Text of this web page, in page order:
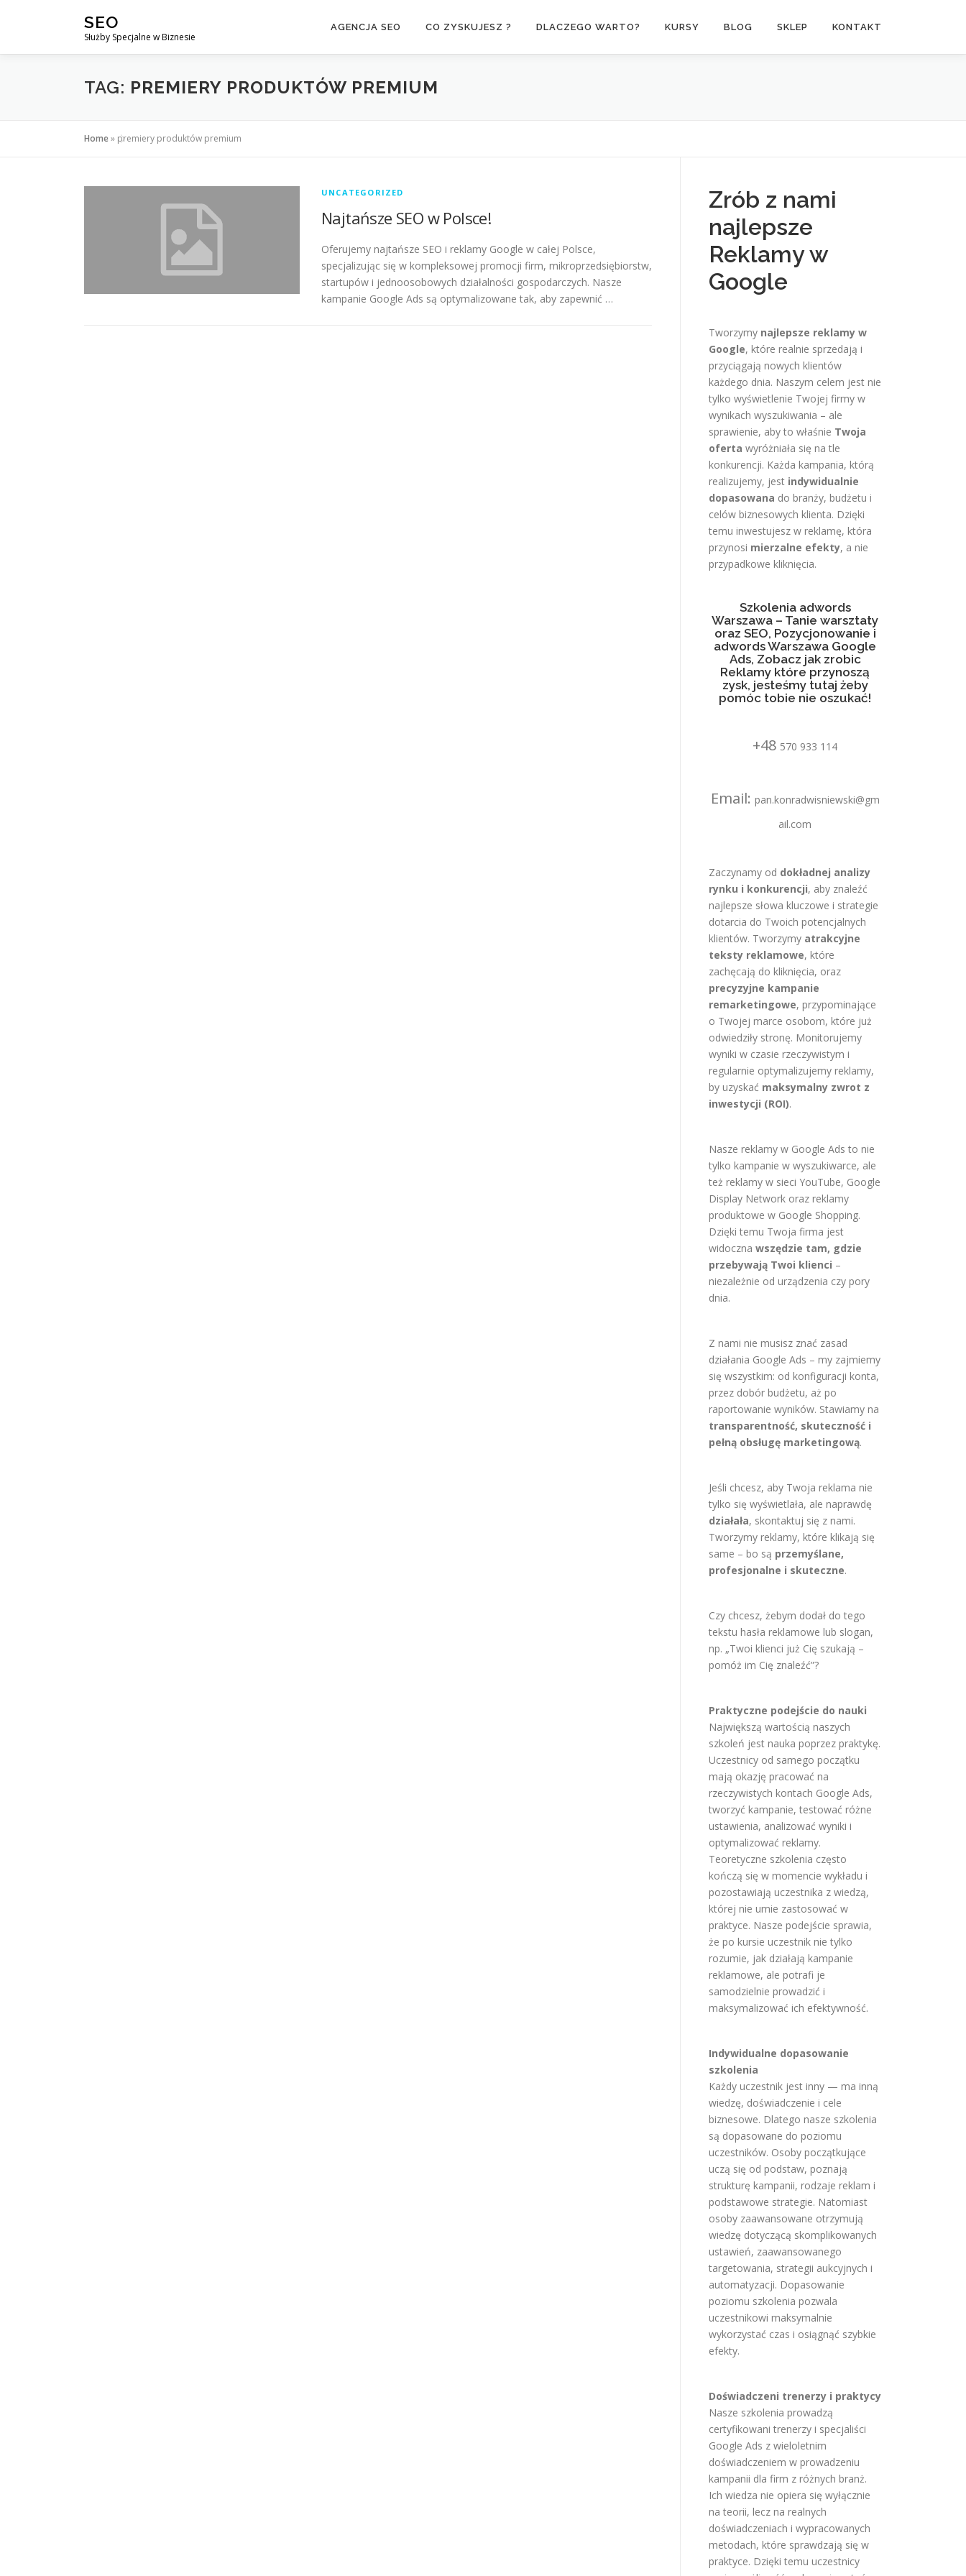
SEO
Służby Specjalne w Biznesie
AGENCJA SEO CO ZYSKUJESZ ? DLACZEGO WARTO? KURSY BLOG SKLEP KONTAKT
TAG: PREMIERY PRODUKTÓW PREMIUM
Home» premiery produktów premium
UNCATEGORIZED
Najtańsze SEO w Polsce!
Oferujemy najtańsze SEO i reklamy Google w całej Polsce,
specjalizując się w kompleksowej promocji firm, mikroprzedsiębiorstw,
startupów i jednoosobowych działalności gospodarczych. Nasze
kampanie Google Ads są optymalizowane tak, aby zapewnić …
Zrób z nami
najlepsze
Reklamy w
Google
Tworzymy najlepsze reklamy w
Google, które realnie sprzedają i
przyciągają nowych klientów
każdego dnia. Naszym celem jest nie
tylko wyświetlenie Twojej firmy w
wynikach wyszukiwania – ale
sprawienie, aby to właśnie Twoja
oferta wyróżniała się na tle
konkurencji. Każda kampania, którą
realizujemy, jest indywidualnie
dopasowana do branży, budżetu i
celów biznesowych klienta. Dzięki
temu inwestujesz w reklamę, która
przynosi mierzalne efekty, a nie
przypadkowe kliknięcia.
Szkolenia adwords
Warszawa – Tanie warsztaty
oraz SEO, Pozycjonowanie i
adwords Warszawa Google
Ads, Zobacz jak zrobic
Reklamy które przynoszą
zysk, jesteśmy tutaj żeby
pomóc tobie nie oszukać!
+48 570 933 114
Email: pan.konradwisniewski@gm
ail.com
Zaczynamy od dokładnej analizy
rynku i konkurencji, aby znaleźć
najlepsze słowa kluczowe i strategie
dotarcia do Twoich potencjalnych
klientów. Tworzymy atrakcyjne
teksty reklamowe, które
zachęcają do kliknięcia, oraz
precyzyjne kampanie
remarketingowe, przypominające
o Twojej marce osobom, które już
odwiedziły stronę. Monitorujemy
wyniki w czasie rzeczywistym i
regularnie optymalizujemy reklamy,
by uzyskać maksymalny zwrot z
inwestycji (ROI).
Nasze reklamy w Google Ads to nie
tylko kampanie w wyszukiwarce, ale
też reklamy w sieci YouTube, Google
Display Network oraz reklamy
produktowe w Google Shopping.
Dzięki temu Twoja firma jest
widoczna wszędzie tam, gdzie
przebywają Twoi klienci –
niezależnie od urządzenia czy pory
dnia.
Z nami nie musisz znać zasad
działania Google Ads – my zajmiemy
się wszystkim: od konfiguracji konta,
przez dobór budżetu, aż po
raportowanie wyników. Stawiamy na
transparentność, skuteczność i
pełną obsługę marketingową.
Jeśli chcesz, aby Twoja reklama nie
tylko się wyświetlała, ale naprawdę
działała, skontaktuj się z nami.
Tworzymy reklamy, które klikają się
same – bo są przemyślane,
profesjonalne i skuteczne.
Czy chcesz, żebym dodał do tego
tekstu hasła reklamowe lub slogan,
np. „Twoi klienci już Cię szukają –
pomóż im Cię znaleźć”?
Praktyczne podejście do nauki
Największą wartością naszych
szkoleń jest nauka poprzez praktykę.
Uczestnicy od samego początku
mają okazję pracować na
rzeczywistych kontach Google Ads,
tworzyć kampanie, testować różne
ustawienia, analizować wyniki i
optymalizować reklamy.
Teoretyczne szkolenia często
kończą się w momencie wykładu i
pozostawiają uczestnika z wiedzą,
której nie umie zastosować w
praktyce. Nasze podejście sprawia,
że po kursie uczestnik nie tylko
rozumie, jak działają kampanie
reklamowe, ale potrafi je
samodzielnie prowadzić i
maksymalizować ich efektywność.
Indywidualne dopasowanie
szkolenia
Każdy uczestnik jest inny — ma inną
wiedzę, doświadczenie i cele
biznesowe. Dlatego nasze szkolenia
są dopasowane do poziomu
uczestników. Osoby początkujące
uczą się od podstaw, poznają
strukturę kampanii, rodzaje reklam i
podstawowe strategie. Natomiast
osoby zaawansowane otrzymują
wiedzę dotyczącą skomplikowanych
ustawień, zaawansowanego
targetowania, strategii aukcyjnych i
automatyzacji. Dopasowanie
poziomu szkolenia pozwala
uczestnikowi maksymalnie
wykorzystać czas i osiągnąć szybkie
efekty.
Doświadczeni trenerzy i praktycy
Nasze szkolenia prowadzą
certyfikowani trenerzy i specjaliści
Google Ads z wieloletnim
doświadczeniem w prowadzeniu
kampanii dla firm z różnych branż.
Ich wiedza nie opiera się wyłącznie
na teorii, lecz na realnych
doświadczeniach i wypracowanych
metodach, które sprawdzają się w
praktyce. Dzięki temu uczestnicy